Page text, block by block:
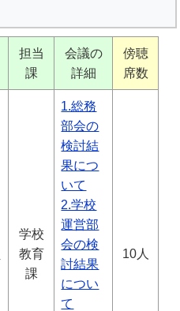
担当
課
会議の
詳細
傍聴
席数
学校
教育
課
1.総務
部会の
検討結
果につ
いて
2.学校
運営部
会の検
討結果
につい
て
10人